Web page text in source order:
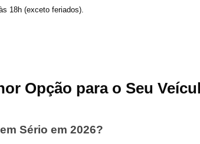
18h (exceto feriados).
Opção para o Seu
Sério em 2026?